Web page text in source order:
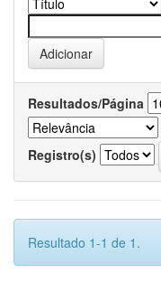
Resultados/Página
Registro(s)
Resultado 1-1 de 1.